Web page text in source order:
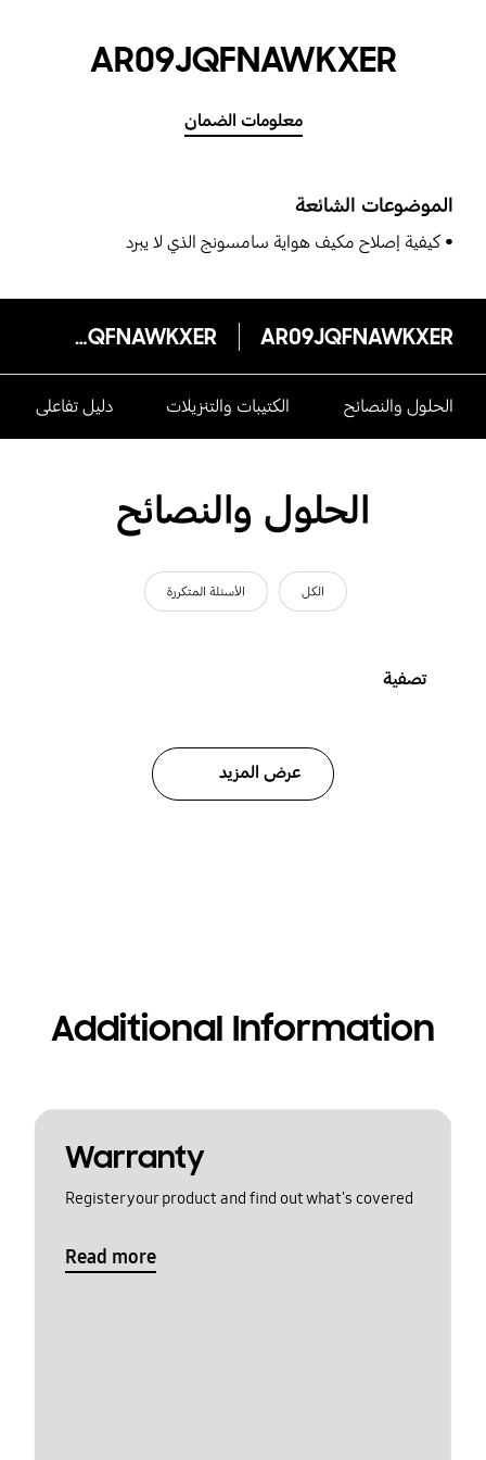
AR09JQFNAWKXER
معلومات الضمان
الموضوعات الشائعة
كيفية إصلاح مكيف هواية سامسونج الذي لا يبرد
AR09JQFNAWKXER
AR09JQFNAWKXER
الحلول والنصائح الكتيبات والتنزيلات دليل تفاعلى
الحلول والنصائح
الكل الأسئلة المتكررة
تصفية
عرض المزيد
Additional Information
Warranty
Register your product and find out what's covered
Read more